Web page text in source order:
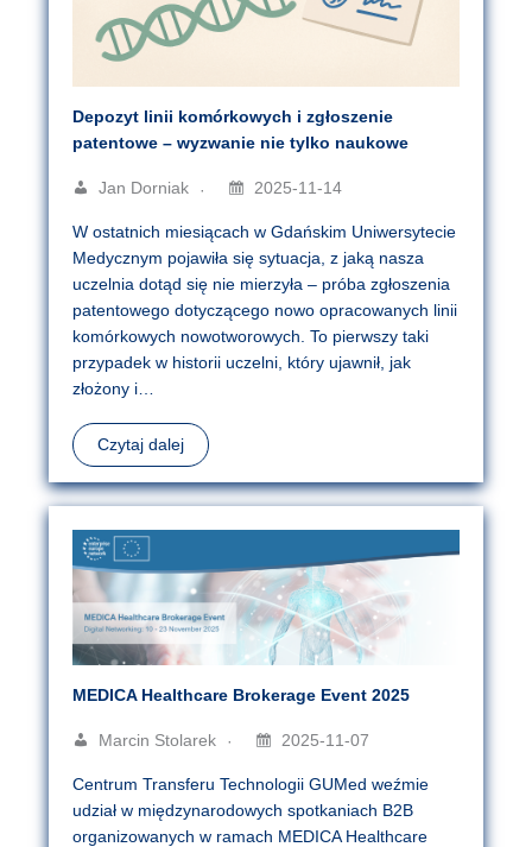
Depozyt linii komórkowych i zgłoszenie
patentowe – wyzwanie nie tylko naukowe
Jan Dorniak 2025-11-14
W ostatnich miesiącach w Gdańskim Uniwersytecie
Medycznym pojawiła się sytuacja, z jaką nasza
uczelnia dotąd się nie mierzyła – próba zgłoszenia
patentowego dotyczącego nowo opracowanych linii
komórkowych nowotworowych. To pierwszy taki
przypadek w historii uczelni, który ujawnił, jak
złożony i…
Czytaj dalej
MEDICA Healthcare Brokerage Event 2025
Marcin Stolarek 2025-11-07
Centrum Transferu Technologii GUMed weźmie
udział w międzynarodowych spotkaniach B2B
organizowanych w ramach MEDICA Healthcare